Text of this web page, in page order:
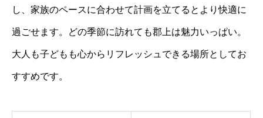
し、家族のペースに合わせて計画を立てるとより快適に
過ごせます。どの季節に訪れても郡上は魅力いっぱい。
大人も子どもも心からリフレッシュできる場所としてお
すすめです。